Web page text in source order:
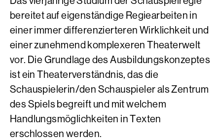
bereitet auf eigenständige Regiearbeiten in
einer immer differenzierteren Wirklichkeit und
einer zunehmend komplexeren Theaterwelt
vor. Die Grundlage des Ausbildungskonzeptes
ist ein Theaterverständnis, das die
Schauspielerin/den Schauspieler als Zentrum
des Spiels begreift und mit welchem
Handlungsmöglichkeiten in Texten
erschlossen werden.